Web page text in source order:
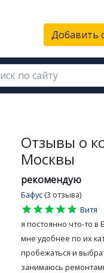
Добавить
Отзывы о
Москвы
рекомендую
Бафус (3 отзыва)
star
star
star
star
star
Витя
я постоянно что-то в
мне удобнее по их
пробежаться и
занимаюсь